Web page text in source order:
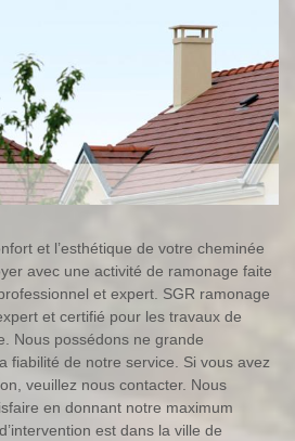
et l’esthétique de votre cheminée
avec une activité de ramonage faite
et expert. SGR ramonage
et certifié pour les travaux de
Nous possédons ne grande
fiabilité de notre service. Si vous avez
veuillez nous contacter. Nous
en donnant notre maximum
est dans la ville de